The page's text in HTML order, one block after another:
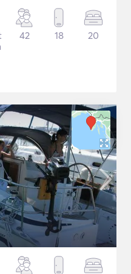
42 18 20